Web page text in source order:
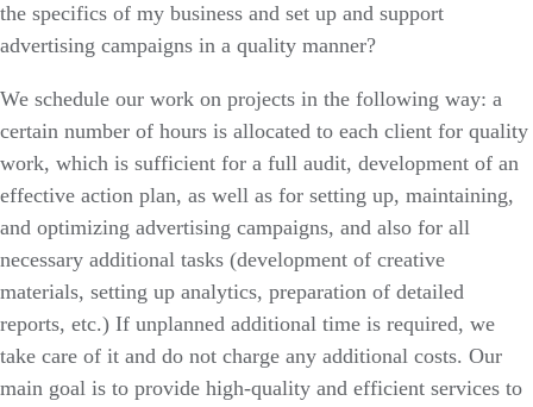
the specifics of my business and set up and support
advertising campaigns in a quality manner?
We schedule our work on projects in the following way: a
certain number of hours is allocated to each client for quality
work, which is sufficient for a full audit, development of an
effective action plan, as well as for setting up, maintaining,
and optimizing advertising campaigns, and also for all
necessary additional tasks (development of creative
materials, setting up analytics, preparation of detailed
reports, etc.) If unplanned additional time is required, we
take care of it and do not charge any additional costs. Our
main goal is to provide high-quality and efficient services to